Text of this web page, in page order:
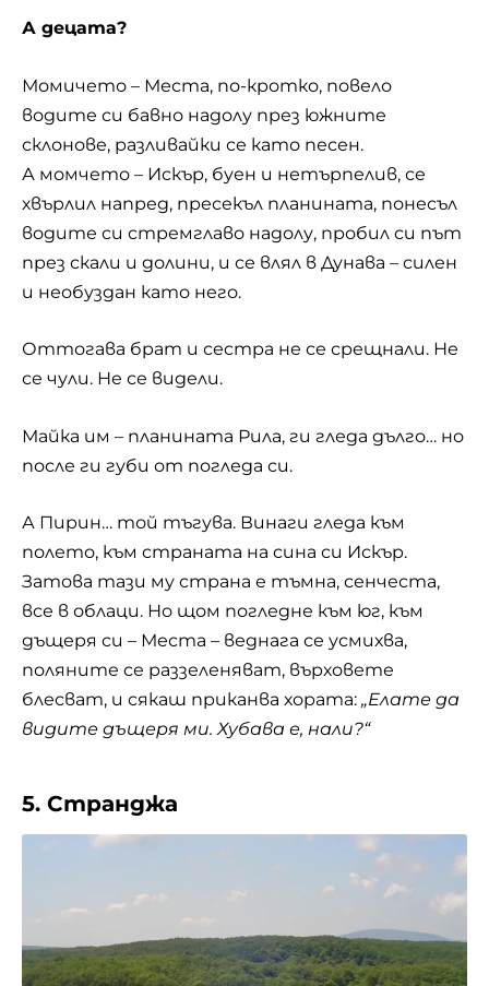
А децата?
Момичето – Места, по-кротко, повело
водите си бавно надолу през южните
склонове, разливайки се като песен.
А момчето – Искър, буен и нетърпелив, се
хвърлил напред, пресекъл планината, понесъл
водите си стремглаво надолу, пробил си път
през скали и долини, и се влял в Дунава – силен
и необуздан като него.
Оттогава брат и сестра не се срещнали. Не
се чули. Не се видели.
Майка им – планината Рила, ги гледа дълго… но
после ги губи от погледа си.
А Пирин… той тъгува. Винаги гледа към
полето, към страната на сина си Искър.
Затова тази му страна е тъмна, сенчеста,
все в облаци. Но щом погледне към юг, към
дъщеря си – Места – веднага се усмихва,
поляните се раззеленяват, върховете
блесват, и сякаш приканва хората: „Елате да
видите дъщеря ми. Хубава е, нали?“
5. Странджа